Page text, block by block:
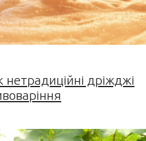
дріжджі